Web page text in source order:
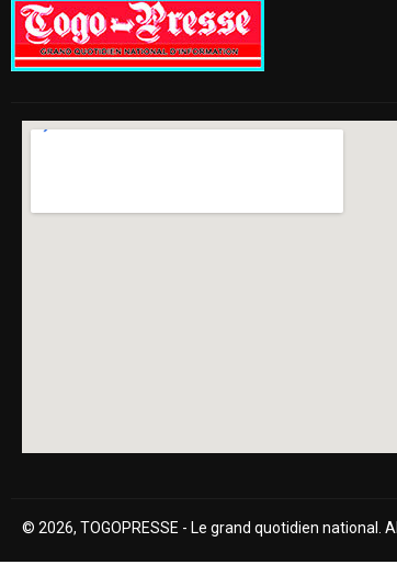
© 2026, TOGOPRESSE - Le grand quotidien national.